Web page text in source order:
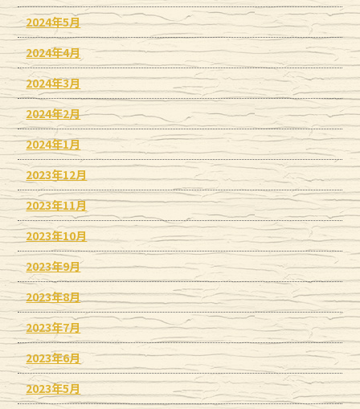
2024年5月
2024年4月
2024年3月
2024年2月
2024年1月
2023年12月
2023年11月
2023年10月
2023年9月
2023年8月
2023年7月
2023年6月
2023年5月